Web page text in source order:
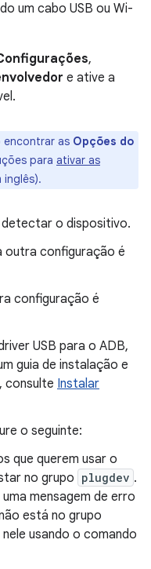
um cabo USB ou Wi-
,
e ative a
encontrar as Opções do
para ativar as
inglês).
o dispositivo.
outra configuração é
configuração é
USB para o ADB,
guia de instalação e
consulte Instalar
o seguinte:
que querem usar o
no grupo plugdev .
mensagem de erro
está no grupo
usando o comando